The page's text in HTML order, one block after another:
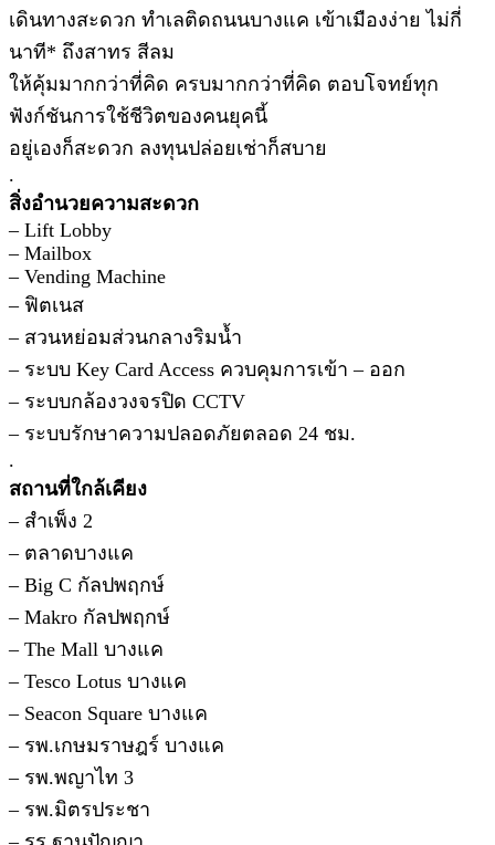
เดินทางสะดวก ทำเลติดถนนบางแค เข้าเมืองง่าย ไม่กี่
นาที* ถึงสาทร สีลม
ให้คุ้มมากกว่าที่คิด ครบมากกว่าที่คิด ตอบโจทย์ทุก
ฟังก์ชันการใช้ชีวิตของคนยุคนี้
อยู่เองก็สะดวก ลงทุนปล่อยเช่าก็สบาย
.
สิ่งอำนวยความสะดวก
– Lift Lobby
– Mailbox
– Vending Machine
– ฟิตเนส
– สวนหย่อมส่วนกลางริมน้ำ
– ระบบ Key Card Access ควบคุมการเข้า – ออก
– ระบบกล้องวงจรปิด CCTV
– ระบบรักษาความปลอดภัยตลอด 24 ชม.
.
สถานที่ใกล้เคียง
– สำเพ็ง 2
– ตลาดบางแค
– Big C กัลปพฤกษ์
– Makro กัลปพฤกษ์
– The Mall บางแค
– Tesco Lotus บางแค
– Seacon Square บางแค
– รพ.เกษมราษฎร์ บางแค
– รพ.พญาไท 3
– รพ.มิตรประชา